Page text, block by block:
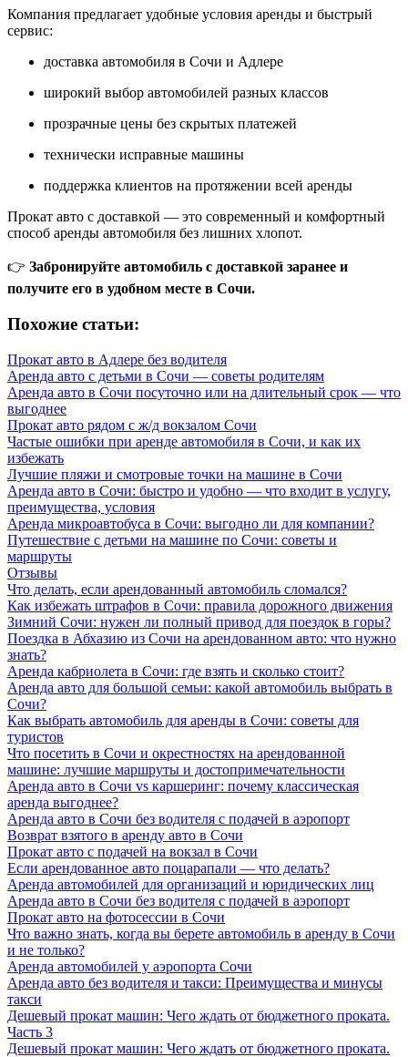
Компания предлагает удобные условия аренды и быстрый
сервис:
доставка автомобиля в Сочи и Адлере
широкий выбор автомобилей разных классов
прозрачные цены без скрытых платежей
технически исправные машины
поддержка клиентов на протяжении всей аренды
Прокат авто с доставкой — это современный и комфортный
способ аренды автомобиля без лишних хлопот.
👉 Забронируйте автомобиль с доставкой заранее и
получите его в удобном месте в Сочи.
Похожие статьи:
Прокат авто в Адлере без водителя
Аренда авто с детьми в Сочи — советы родителям
Аренда авто в Сочи посуточно или на длительный срок — что
выгоднее
Прокат авто рядом с ж/д вокзалом Сочи
Частые ошибки при аренде автомобиля в Сочи, и как их
избежать
Лучшие пляжи и смотровые точки на машине в Сочи
Аренда авто в Сочи: быстро и удобно — что входит в услугу,
преимущества, условия
Аренда микроавтобуса в Сочи: выгодно ли для компании?
Путешествие с детьми на машине по Сочи: советы и
маршруты
Отзывы
Что делать, если арендованный автомобиль сломался?
Как избежать штрафов в Сочи: правила дорожного движения
Зимний Сочи: нужен ли полный привод для поездок в горы?
Поездка в Абхазию из Сочи на арендованном авто: что нужно
знать?
Аренда кабриолета в Сочи: где взять и сколько стоит?
Аренда авто для большой семьи: какой автомобиль выбрать в
Сочи?
Как выбрать автомобиль для аренды в Сочи: советы для
туристов
Что посетить в Сочи и окрестностях на арендованной
машине: лучшие маршруты и достопримечательности
Аренда авто в Сочи vs каршеринг: почему классическая
аренда выгоднее?
Аренда авто в Сочи без водителя с подачей в аэропорт
Возврат взятого в аренду авто в Сочи
Прокат авто с подачей на вокзал в Сочи
Если арендованное авто поцарапали — что делать?
Аренда автомобилей для организаций и юридических лиц
Аренда авто в Сочи без водителя с подачей в аэропорт
Прокат авто на фотосессии в Сочи
Что важно знать, когда вы берете автомобиль в аренду в Сочи
и не только?
Аренда автомобилей у аэропорта Сочи
Аренда авто без водителя и такси: Преимущества и минусы
такси
Дешевый прокат машин: Чего ждать от бюджетного проката.
Часть 3
Дешевый прокат машин: Чего ждать от бюджетного проката.